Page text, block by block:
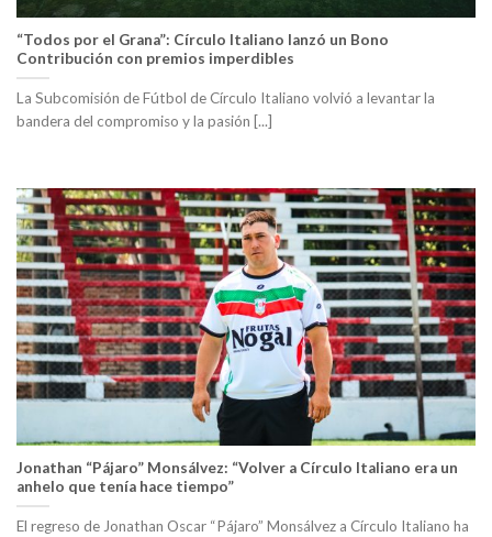
“Todos por el Grana”: Círculo Italiano lanzó un Bono
Contribución con premios imperdibles
La Subcomisión de Fútbol de Círculo Italiano volvió a levantar la
bandera del compromiso y la pasión [...]
Jonathan “Pájaro” Monsálvez: “Volver a Círculo Italiano era un
anhelo que tenía hace tiempo”
El regreso de Jonathan Oscar “Pájaro” Monsálvez a Círculo Italiano ha